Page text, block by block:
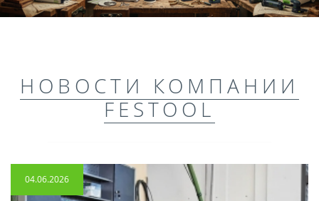
НОВОСТИ КОМПАНИИ
FESTOOL
04.06.2026